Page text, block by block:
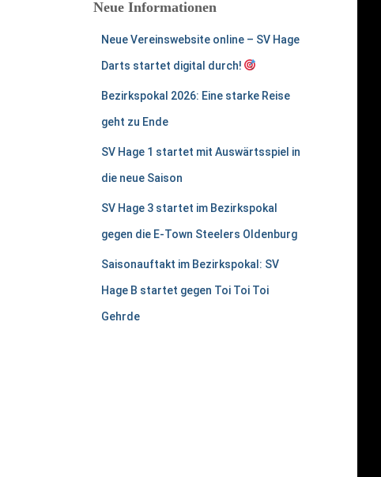
Neue Informationen
Neue Vereinswebsite online – SV Hage
Darts startet digital durch!
Bezirkspokal 2026: Eine starke Reise
geht zu Ende
SV Hage 1 startet mit Auswärtsspiel in
die neue Saison
SV Hage 3 startet im Bezirkspokal
gegen die E-Town Steelers Oldenburg
Saisonauftakt im Bezirkspokal: SV
Hage B startet gegen Toi Toi Toi
Gehrde